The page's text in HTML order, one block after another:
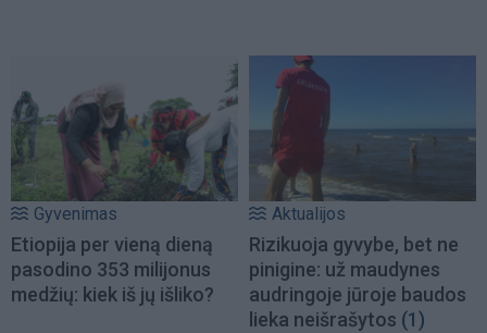
Gyvenimas
Etiopija per vieną dieną
pasodino 353 milijonus
medžių: kiek iš jų išliko?
Aktualijos
Rizikuoja gyvybe, bet ne
pinigine: už maudynes
audringoje jūroje baudos
lieka neišrašytos (1)